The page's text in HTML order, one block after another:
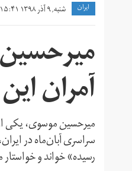
ايران شنبه, ۹ آذر ۱۳۹۸ ۱۵:۴۱
آمران
سراسری آبان‌ماه در
رسیده»‌ خواند و